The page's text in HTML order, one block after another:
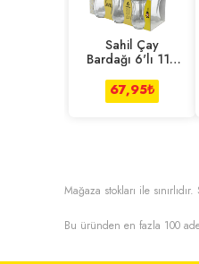
Sahil Çay
Bardağı 6'lı 110
67,95₺
Mağaza stokları ile
Bu üründen en fazla 100